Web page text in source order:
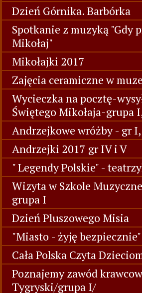
Dzień Górnika. Barbórka
Spotkanie z muzyką "Gdy
Mikołaj"
Mikołajki 2017
Zajęcia ceramiczne w
Wycieczka na pocztę-
Świętego Mikołaja-grupa
Andrzejkowe wróżby - gr
Andrzejki 2017 gr IV i V
" Legendy Polskie" -
Wizyta w Szkole
grupa I
Dzień Pluszowego Misia
"Miasto - żyję bezpiecznie"
Cała Polska Czyta
Poznajemy zawód
Tygryski/grupa I/